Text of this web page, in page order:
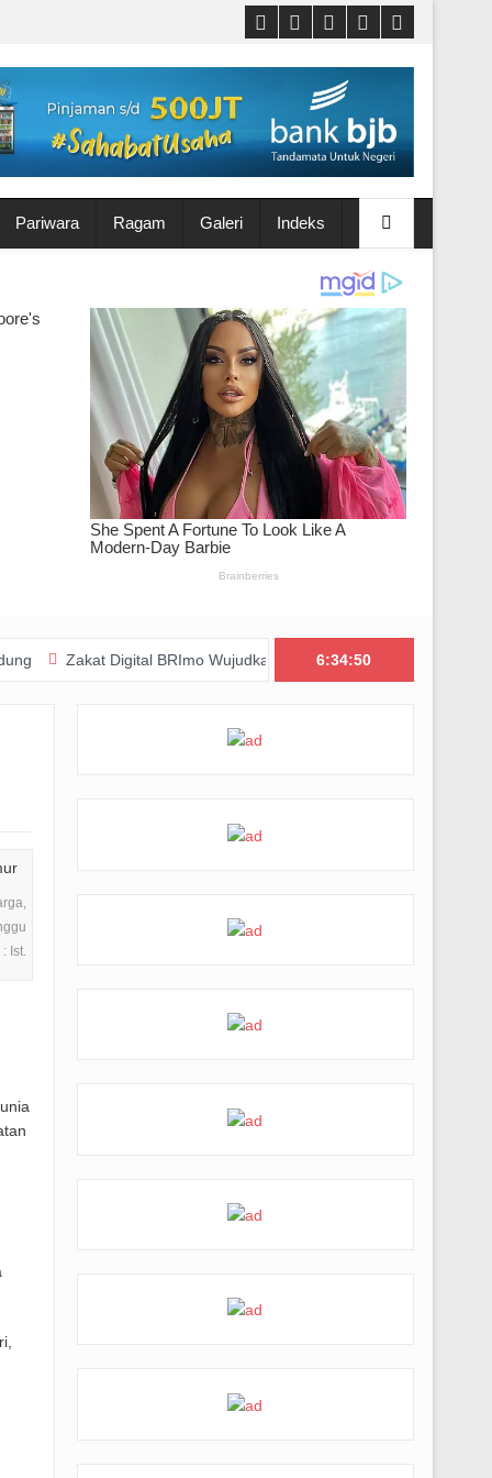
Pariwara Ragam Galeri Indeks
Digital BRImo Wujudkan Kepedulian, BAZNAS Jabar Pastikan
6:34:52
Ist.